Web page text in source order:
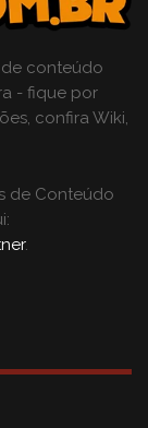
de conteúdo
- fique por
confira Wiki,
de Conteúdo
.